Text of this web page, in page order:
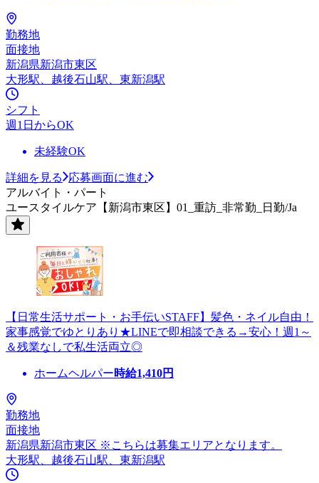
勤務地
面接地
新潟県新潟市東区
大形駅、越後石山駅、東新潟駅
シフト
週1日からOK
未経験OK
詳細を見る
応募画面に進む
アルバイト・パート
ユースタイルケア【新潟市東区】01_重訪_非常勤_日勤/Ja
【日常生活サポート・お手伝いSTAFF】髪色・ネイル自由！
家事感覚でゆとりあり★LINEで即相談できる→安心！週1～
＆残業なしで私生活両立◎
ホームヘルパー時給1,410円
勤務地
面接地
新潟県新潟市東区 ※こちらは募集エリアとなります。
大形駅、越後石山駅、東新潟駅